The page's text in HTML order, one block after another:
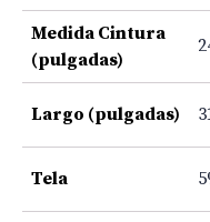
Medida Cintura
(pulgadas)
Largo (pulgadas)
Tela